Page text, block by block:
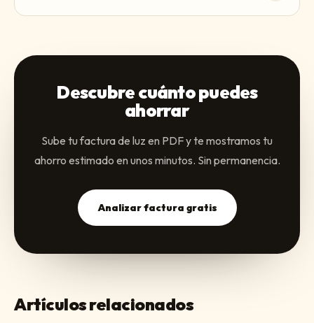
Descubre cuánto puedes
ahorrar
Sube tu factura de luz en PDF y te mostramos tu
ahorro estimado en unos minutos. Sin permanencia.
Analizar factura gratis
Artículos relacionados